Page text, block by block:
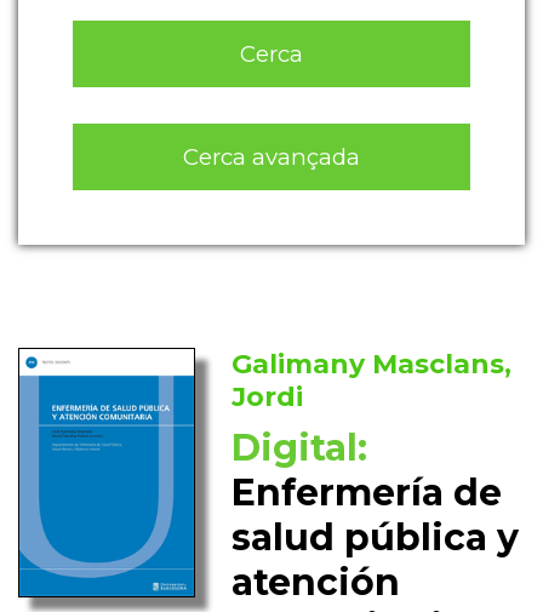
Cerca
Cerca avançada
Galimany Masclans,
Jordi
Digital:
Enfermería de
salud pública y
atención